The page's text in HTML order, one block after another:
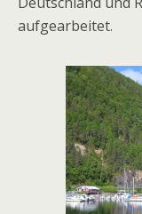
aufgearbeitet.